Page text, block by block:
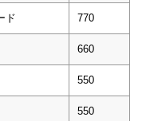
ド 770
660
550
550